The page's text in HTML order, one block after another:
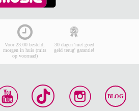
Voor 23:00 besteld,
morgen in huis (mits
op voorraad)
30 dagen 'niet goed
geld terug' garantie!
BLOG